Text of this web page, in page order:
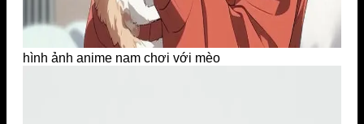
hình ảnh anime nam chơi với mèo